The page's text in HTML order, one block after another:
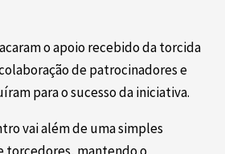
o apoio recebido da torcida
de patrocinadores e
para o sucesso da iniciativa.
vai além de uma simples